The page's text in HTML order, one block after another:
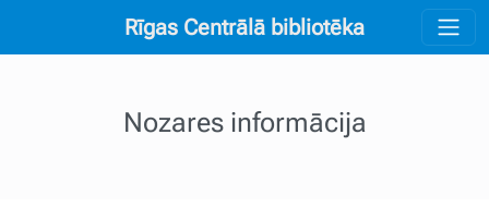
Rīgas Centrālā bibliotēka
Nozares informācija